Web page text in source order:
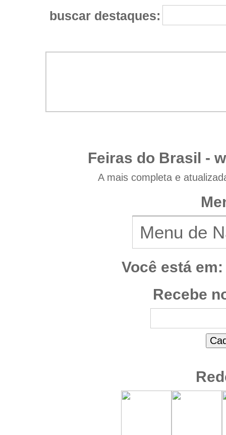
buscar destaques:
Feiras do Brasil -
A mais completa e
Você está em:
Recebe